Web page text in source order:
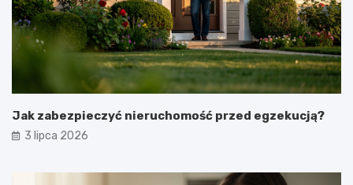
Jak zabezpieczyć nieruchomość przed egzekucją?
3 lipca 2026